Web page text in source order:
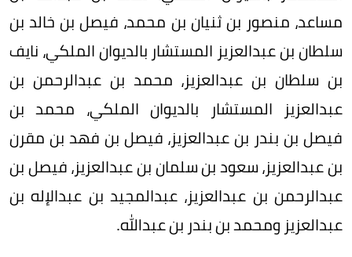
مساعد، منصور بن ثنيان بن محمد، فيصل بن خالد بن
سلطان بن عبدالعزيز المستشار بالديوان الملكي، نايف
بن سلطان بن عبدالعزيز، محمد بن عبدالرحمن بن
عبدالعزيز المستشار بالديوان الملكي، محمد بن
فيصل بن بندر بن عبدالعزيز، فيصل بن فهد بن مقرن
بن عبدالعزيز، سعود بن سلمان بن عبدالعزيز، فيصل بن
عبدالرحمن بن عبدالعزيز، عبدالمجيد بن عبدالإله بن
عبدالعزيز ومحمد بن بندر بن عبدالله.